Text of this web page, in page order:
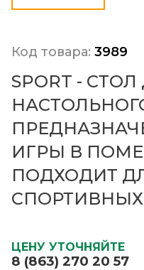
Код товара: 3989
SPORT -
ИГРЫ В
ПОДХОДИТ
ЦЕНУ УТОЧНЯЙТЕ
8 (863) 270 20 57